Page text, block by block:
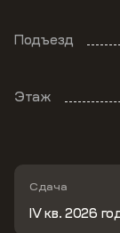
Подъезд
Этаж
Сдача
IV кв. 2026